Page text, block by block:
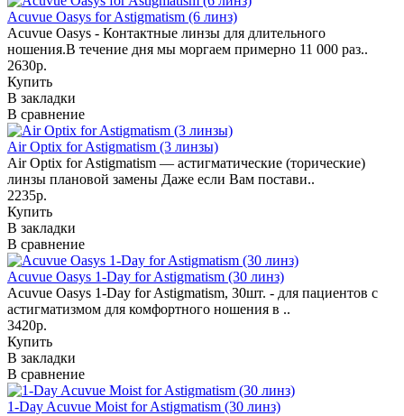
Acuvue Oasys for Astigmatism (6 линз)
Acuvue Oasys - Контактные линзы для длительного
ношения.В течение дня мы моргаем примерно 11 000 раз..
2630р.
Купить
В закладки
В сравнение
Air Optix for Astigmatism (3 линзы)
Air Optix for Astigmatism — астигматические (торические)
линзы плановой замены Даже если Вам постави..
2235р.
Купить
В закладки
В сравнение
Acuvue Oasys 1-Day for Astigmatism (30 линз)
Acuvue Oasys 1-Day for Astigmatism, 30шт. - для пациентов с
астигматизмом для комфортного ношения в ..
3420р.
Купить
В закладки
В сравнение
1-Day Acuvue Moist for Astigmatism (30 линз)